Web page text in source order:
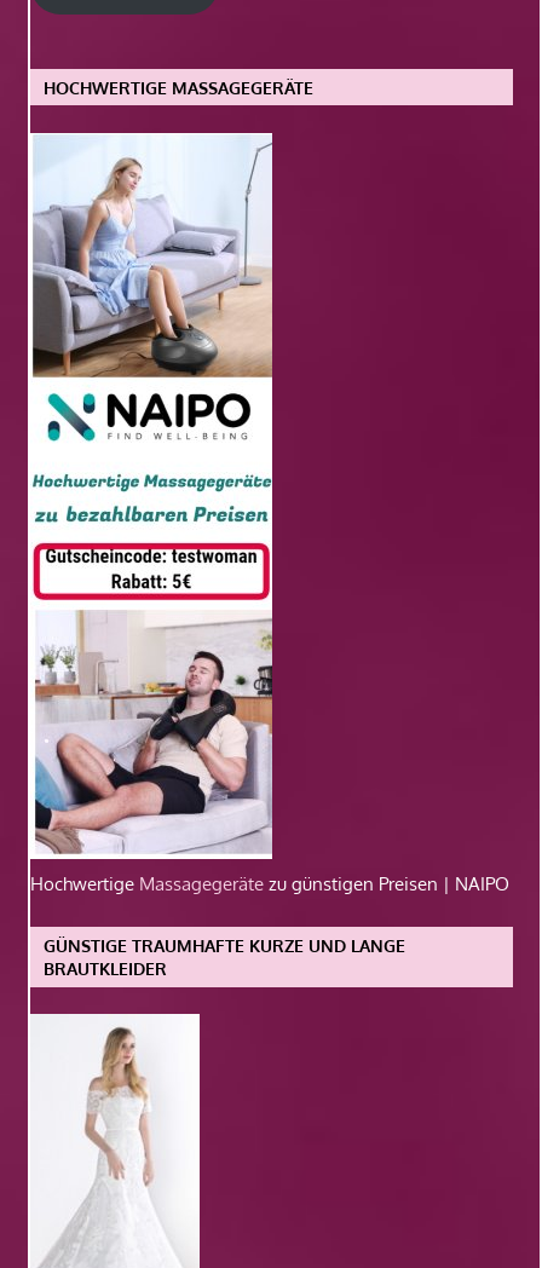
HOCHWERTIGE MASSAGEGERÄTE
Hochwertige Massagegeräte zu günstigen Preisen | NAIPO
GÜNSTIGE TRAUMHAFTE KURZE UND LANGE
BRAUTKLEIDER